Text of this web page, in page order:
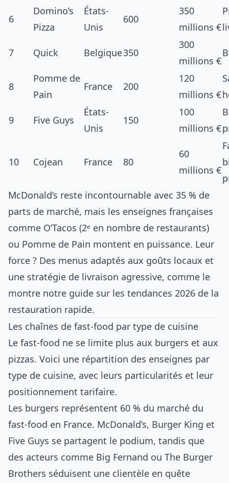
6
Domino’s
Pizza
États-
Unis
600
350
millions €
7 Quick Belgique350
300
millions €
8
Pomme de
Pain
France 200
120
millions €
9 Five Guys
États-
Unis
150
100
millions €
10 Cojean France 80
60
millions €
McDonald’s reste incontournable avec 35 % de
parts de marché, mais les enseignes françaises
comme O’Tacos (2ᵉ en nombre de restaurants)
ou Pomme de Pain montent en puissance. Leur
force ? Des menus adaptés aux goûts locaux et
une stratégie de livraison agressive, comme le
montre notre guide sur les tendances 2026 de la
restauration rapide.
Les chaînes de fast-food par type de cuisine
Le fast-food ne se limite plus aux burgers et aux
pizzas. Voici une répartition des enseignes par
type de cuisine, avec leurs particularités et leur
positionnement tarifaire.
Les burgers représentent 60 % du marché du
fast-food en France. McDonald’s, Burger King et
Five Guys se partagent le podium, tandis que
des acteurs comme Big Fernand ou The Burger
Brothers séduisent une clientèle en quête